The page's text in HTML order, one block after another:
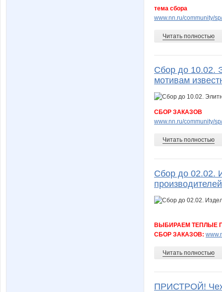
тема сбора
www.nn.ru/community/
Читать полностью
Сбор до 10.02.
мотивам
СБОР ЗАКАЗОВ
www.nn.ru/community/
Читать полностью
Сбор до 02.02.
ВЫБИРАЕМ ТЕПЛЫЕ
СБОР ЗАКАЗОВ:
Читать полностью
ПРИСТРОЙ!